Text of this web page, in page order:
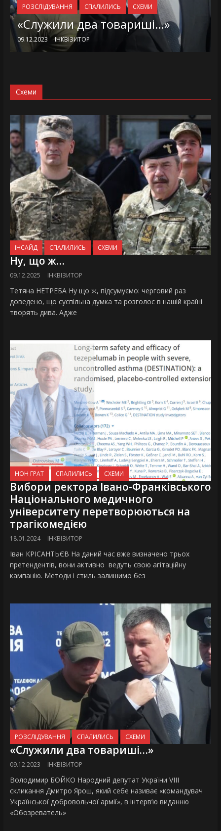
РОЗСЛІДУВАННЯ СПАЛИЛИСЬ СХЕМИ
«Служили два товариші…»
09.12.2023 ІНКВІЗИТОР
Схеми
ІНСАЙД СПАЛИЛИСЬ СХЕМИ
Ну, що ж…
09.12.2025 ІНКВІЗИТОР
Тетяна НЕТРЕБА Ну що ж, підсумуємо: черговий раз
доведено, що суспільна думка та розголос в нашій країні
творять дива. Адже
НОН ГРАТ СПАЛИЛИСЬ СХЕМИ
Вибори ректора Івано-Франківського
Національного медичного
університету перетворюються на
трагікомедією
18.01.2024 ІНКВІЗИТОР
Іван КРІСАНТЬЄВ На даний час вже визначено трьох
претендентів, вони активно ведуть свою агітаційну
кампанію. Методи і стиль залишимо без
РОЗСЛІДУВАННЯ СПАЛИЛИСЬ СХЕМИ
«Служили два товариші…»
09.12.2023 ІНКВІЗИТОР
Володимир БОЙКО Народний депутат України VIII
скликання Дмитро Ярош, який себе називає «командувач
Української добровольчої армії», в інтерв’ю виданню
«Обозреватель»